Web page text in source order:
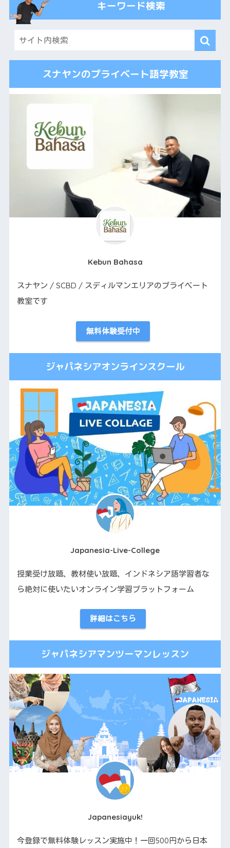
キーワード検索
スナヤンのプライベート語学教室
Kebun Bahasa
スナヤン / SCBD / スディルマンエリアのプライベート
教室です
無料体験受付中
ジャパネシアオンラインスクール
Japanesia-Live-College
授業受け放題、教材使い放題、インドネシア語学習者な
ら絶対に使いたいオンライン学習プラットフォーム
詳細はこちら
ジャパネシアマンツーマンレッスン
Japanesiayuk!
今登録で無料体験レッスン実施中！一回500円から日本